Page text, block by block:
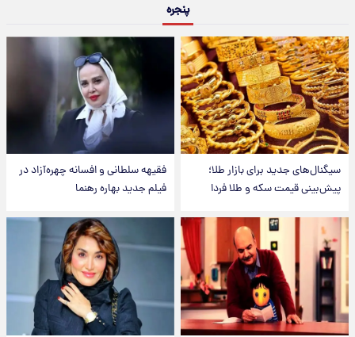
پنجره
سیگنال‌های جدید برای بازار طلا؛
پیش‌بینی قیمت سکه و طلا فردا
فقیهه سلطانی و افسانه چهره‌آزاد در
فیلم جدید بهاره رهنما